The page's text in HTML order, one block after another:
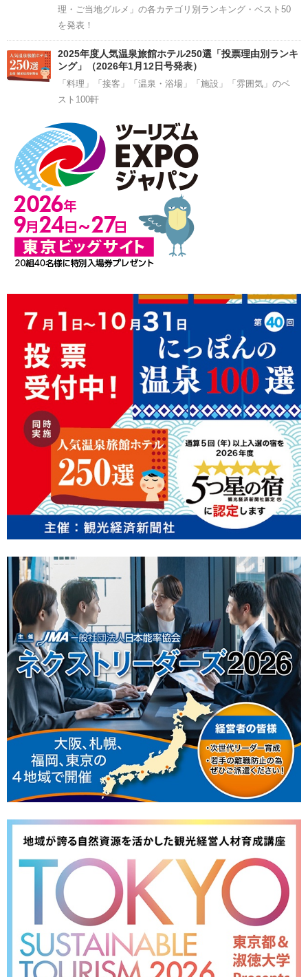
理・ご当地グルメ」の各カテゴリ別ランキング・ベスト50
を発表！
2025年度人気温泉旅館ホテル250選「投票理由別ランキ
ング」（2026年1月12日号発表）
「料理」「接客」「温泉・浴場」「施設」「雰囲気」のベ
スト100軒